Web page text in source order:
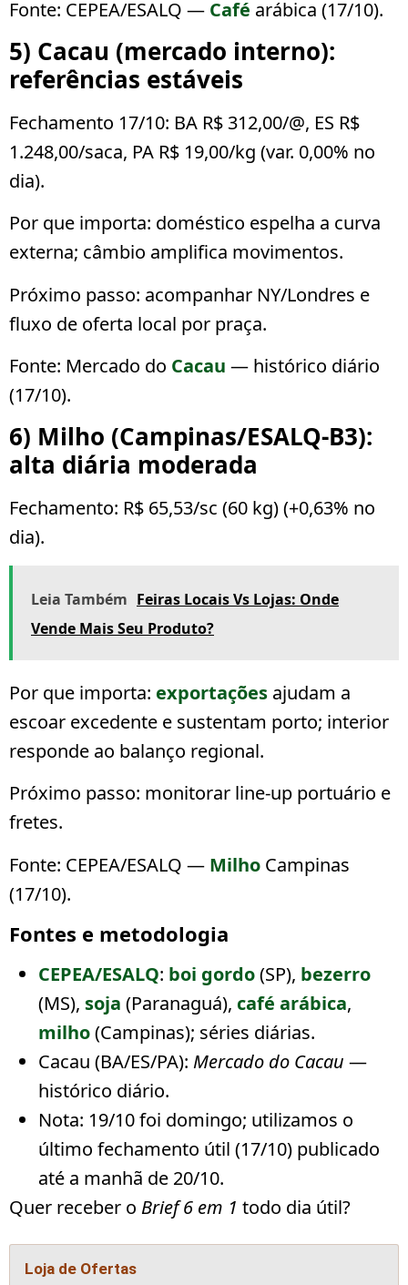
Fonte: CEPEA/ESALQ — Café arábica (17/10).
5) Cacau (mercado interno):
referências estáveis
Fechamento 17/10: BA R$ 312,00/@, ES R$
1.248,00/saca, PA R$ 19,00/kg (var. 0,00% no
dia).
Por que importa: doméstico espelha a curva
externa; câmbio amplifica movimentos.
Próximo passo: acompanhar NY/Londres e
fluxo de oferta local por praça.
Fonte: Mercado do Cacau — histórico diário
(17/10).
6) Milho (Campinas/ESALQ-B3):
alta diária moderada
Fechamento: R$ 65,53/sc (60 kg)(+0,63% no
dia).
Leia Também Feiras Locais Vs Lojas: Onde
Vende Mais Seu Produto?
Por que importa: exportações ajudam a
escoar excedente e sustentam porto; interior
responde ao balanço regional.
Próximo passo: monitorar line-up portuário e
fretes.
Fonte: CEPEA/ESALQ — Milho Campinas
(17/10).
Fontes e metodologia
CEPEA/ESALQ: boi gordo(SP), bezerro
(MS), soja (Paranaguá), café arábica,
milho(Campinas); séries diárias.
Cacau (BA/ES/PA): Mercado do Cacau —
histórico diário.
Nota: 19/10 foi domingo; utilizamos o
último fechamento útil (17/10) publicado
até a manhã de 20/10.
Quer receber o Brief 6 em 1 todo dia útil?
Loja de Ofertas